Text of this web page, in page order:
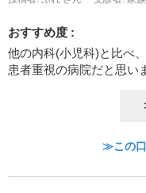
おすすめ度 :
他の内科(小児科)と比べ
患者重視の病院だと思い
≫この口